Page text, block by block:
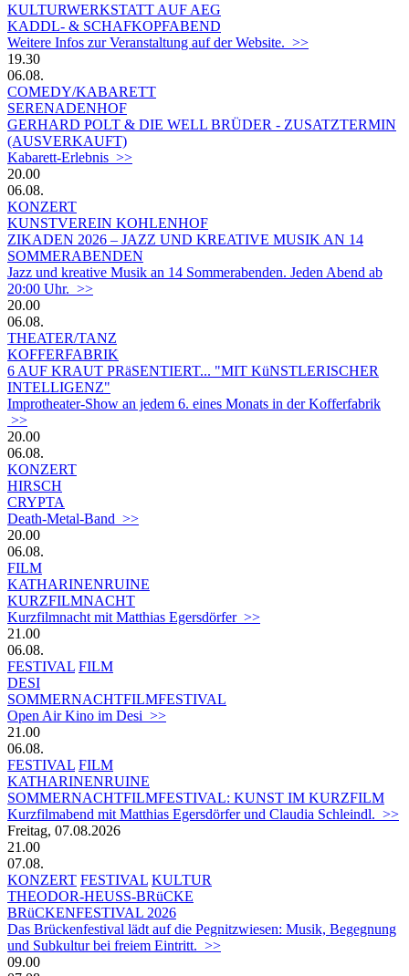
KULTURWERKSTATT AUF AEG
KADDL- & SCHAFKOPFABEND
Weitere Infos zur Veranstaltung auf der Website. >>
19.30
06.08.
COMEDY/KABARETT
SERENADENHOF
GERHARD POLT & DIE WELL BRÜDER - ZUSATZTERMIN
(AUSVERKAUFT)
Kabarett-Erlebnis >>
20.00
06.08.
KONZERT
KUNSTVEREIN KOHLENHOF
ZIKADEN 2026 – JAZZ UND KREATIVE MUSIK AN 14
SOMMERABENDEN
Jazz und kreative Musik an 14 Sommerabenden. Jeden Abend ab
20:00 Uhr. >>
20.00
06.08.
THEATER/TANZ
KOFFERFABRIK
6 AUF KRAUT PRäSENTIERT... "MIT KüNSTLERISCHER
INTELLIGENZ"
Improtheater-Show an jedem 6. eines Monats in der Kofferfabrik
>>
20.00
06.08.
KONZERT
HIRSCH
CRYPTA
Death-Metal-Band >>
20.00
06.08.
FILM
KATHARINENRUINE
KURZFILMNACHT
Kurzfilmnacht mit Matthias Egersdörfer >>
21.00
06.08.
FESTIVAL FILM
DESI
SOMMERNACHTFILMFESTIVAL
Open Air Kino im Desi >>
21.00
06.08.
FESTIVAL FILM
KATHARINENRUINE
SOMMERNACHTFILMFESTIVAL: KUNST IM KURZFILM
Kurzfilmabend mit Matthias Egersdörfer und Claudia Schleindl. >>
Freitag, 07.08.2026
21.00
07.08.
KONZERT FESTIVAL KULTUR
THEODOR-HEUSS-BRüCKE
BRüCKENFESTIVAL 2026
Das Brückenfestival lädt auf die Pegnitzwiesen: Musik, Begegnung
und Subkultur bei freiem Eintritt. >>
09.00